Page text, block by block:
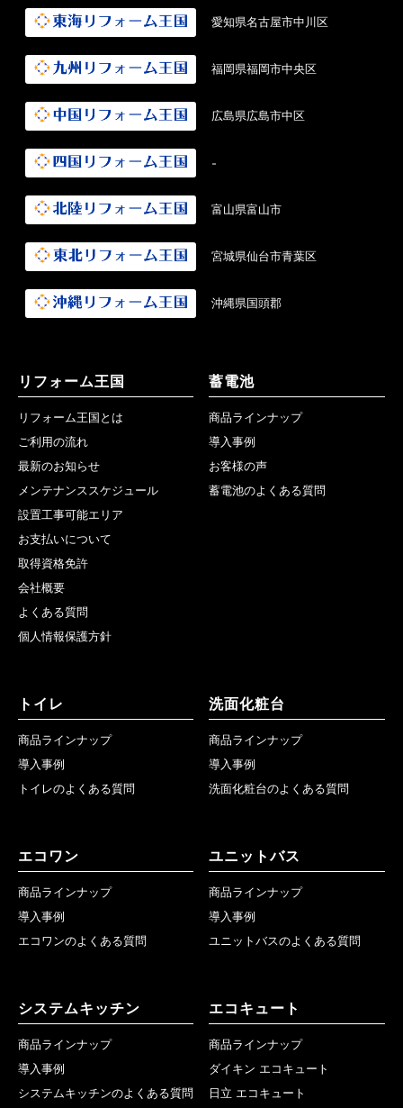
愛知県名古屋市中川区
福岡県福岡市中央区
広島県広島市中区
-
富山県富山市
宮城県仙台市青葉区
沖縄県国頭郡
リフォーム王国
リフォーム王国とは
ご利用の流れ
最新のお知らせ
メンテナンススケジュール
設置工事可能エリア
お支払いについて
取得資格免許
会社概要
よくある質問
個人情報保護方針
蓄電池
商品ラインナップ
導入事例
お客様の声
蓄電池のよくある質問
トイレ
商品ラインナップ
導入事例
トイレのよくある質問
洗面化粧台
商品ラインナップ
導入事例
洗面化粧台のよくある質問
エコワン
商品ラインナップ
導入事例
エコワンのよくある質問
ユニットバス
商品ラインナップ
導入事例
ユニットバスのよくある質問
システムキッチン
商品ラインナップ
導入事例
システムキッチンのよくある質問
エコキュート
商品ラインナップ
ダイキン エコキュート
日立 エコキュート